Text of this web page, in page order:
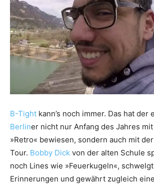
B-Tight kann’s noch immer. Das hat der
Berliner nicht nur Anfang des Jahres
»Retro« bewiesen, sondern auch mit
Tour. Bobby Dick von der alten Schule
noch Lines wie »Feuerkugeln«,
Erinnerungen und gewährt zugleich